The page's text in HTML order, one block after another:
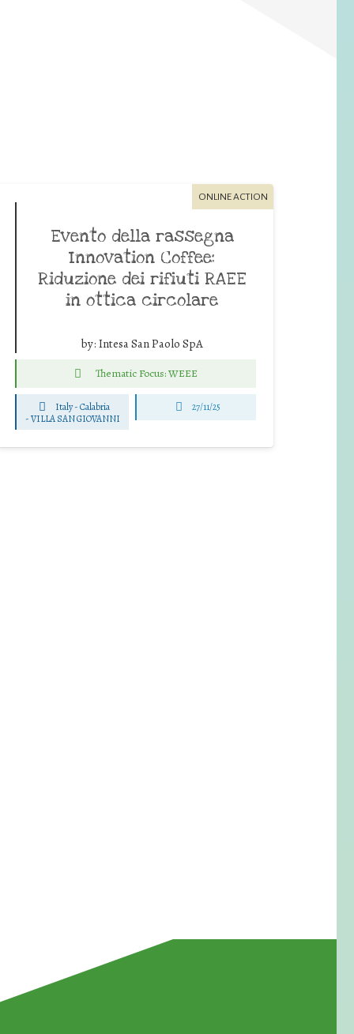
ONLINE ACTION
Evento della rassegna
Innovation Coffee:
Riduzione dei rifiuti RAEE
in ottica circolare
by: Intesa San Paolo SpA
Thematic Focus: WEEE
Italy - Calabria
-VILLA SAN GIOVANNI
27/11/25